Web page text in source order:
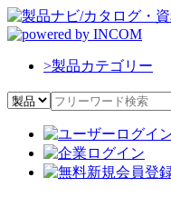
>製品カテゴリー